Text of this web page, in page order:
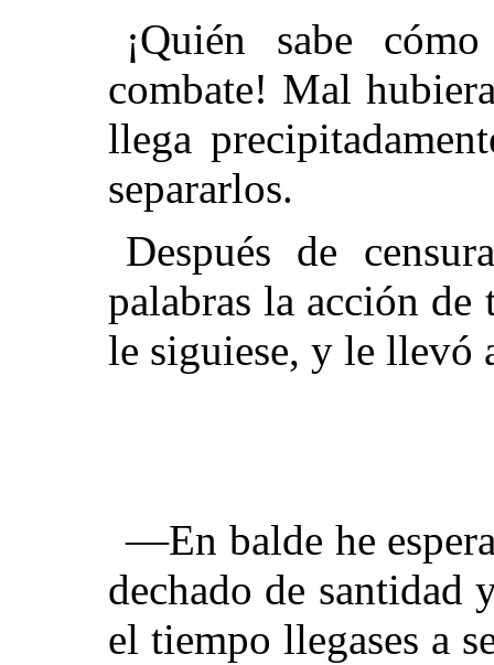
¡Quién sabe
combate! Mal
llega
separarlos.
Después de
palabras la acción de
le siguiese, y le llevó
—En balde he
dechado de santidad
el tiempo llegases a